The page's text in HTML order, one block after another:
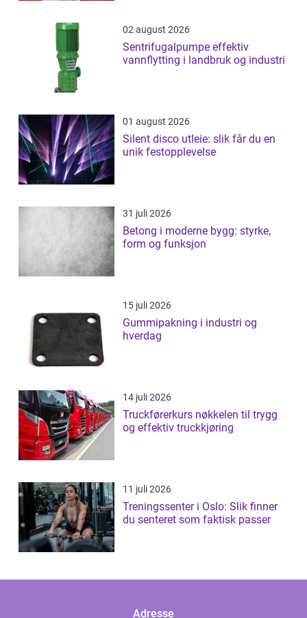
02 august 2026
Sentrifugalpumpe effektiv
vannflytting i landbruk og industri
01 august 2026
Silent disco utleie: slik får du en
unik festopplevelse
31 juli 2026
Betong i moderne bygg: styrke,
form og funksjon
15 juli 2026
Gummipakning i industri og
hverdag
14 juli 2026
Truckførerkurs nøkkelen til trygg
og effektiv truckkjøring
11 juli 2026
Treningssenter i Oslo: Slik finner
du senteret som faktisk passer
Adresse